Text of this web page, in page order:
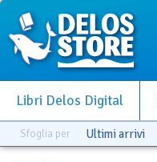
Libri Delos Digital
Sfoglia per Ultimi arrivi